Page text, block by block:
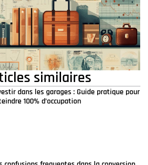
similaires
dans les garages : Guide pratique pour
100% d’occupation